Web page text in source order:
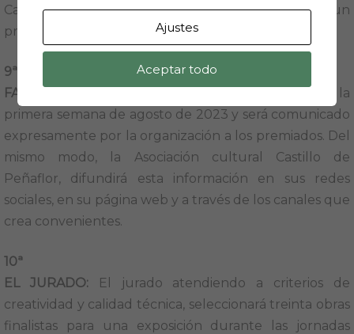
Cada participante no podrá obtener más de un
premio.
9ª
FALLO:
El fallo del jurado se producirá durante la
primera semana de agosto de 2023 y será comunicado
expresamente por la organización a los premiados. Del
mismo modo, la Asociación cultural Castillo de
Peñaflor, difundirá esta información en sus redes
sociales, en su página web y a través de los canales que
crea convenientes.
10ª
EL JURADO:El jurado atendiendo a criterios de
creatividad y calidad técnica, seleccionará treinta obras
finalistas para una exposición durante las jornadas
Ajustes
Aceptar todo